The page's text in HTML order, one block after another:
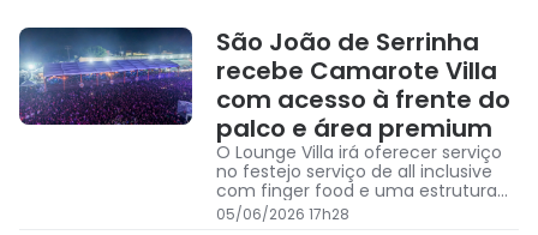
São João de Serrinha
recebe Camarote Villa
com acesso à frente do
palco e área premium
O Lounge Villa irá oferecer serviço
no festejo serviço de all inclusive
com finger food e uma estrutura
diferenciada
05/06/2026 17h28